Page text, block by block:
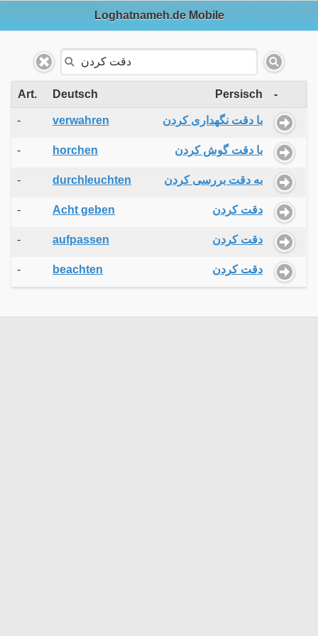
Loghatnameh.de Mobile
Art. Deutsch Persisch -
- verwahren با دقت نگهداری کردن
- horchen با دقت گوش کردن
- durchleuchten به دقت بررسی کردن
- Acht geben دقت کردن
- aufpassen دقت کردن
- beachten دقت کردن